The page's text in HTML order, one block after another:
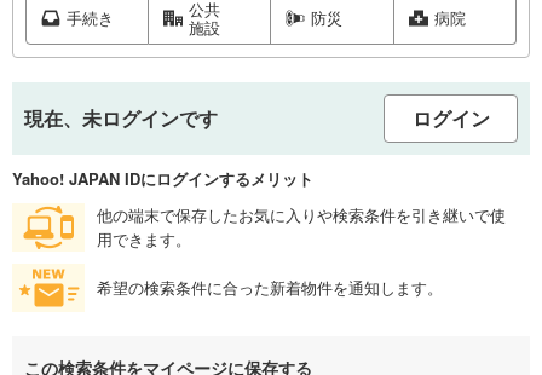
手続き 公共
施設 防災 病院
現在、未ログインです ログイン
Yahoo! JAPAN IDにログインするメリット
他の端末で保存したお気に入りや検索条件を引き継いで使
用できます。
希望の検索条件に合った新着物件を通知します。
この検索条件をマイページに保存する